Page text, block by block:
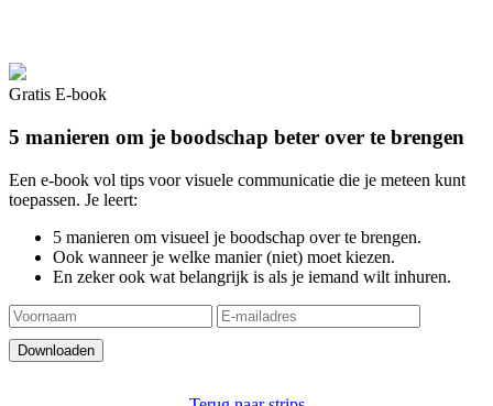
Gratis E-book
5 manieren om je boodschap beter over te brengen
Een e-book vol tips voor visuele communicatie die je meteen kunt
toepassen. Je leert:
5 manieren om visueel je boodschap over te brengen.
Ook wanneer je welke manier (niet) moet kiezen.
En zeker ook wat belangrijk is als je iemand wilt inhuren.